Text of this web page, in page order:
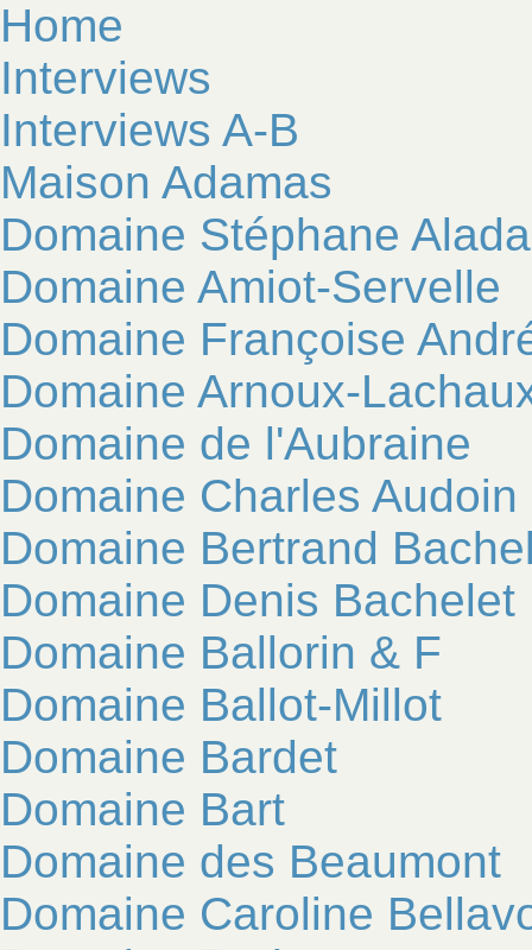
Home
Interviews
Interviews A-B
Maison Adamas
Domaine Stéphane
Domaine Amiot-Servelle
Domaine Françoise
Domaine Arnoux-
Domaine de l'Aubraine
Domaine Charles Audoin
Domaine Bertrand
Domaine Denis Bachelet
Domaine Ballorin & F
Domaine Ballot-Millot
Domaine Bardet
Domaine Bart
Domaine des Beaumont
Domaine Caroline